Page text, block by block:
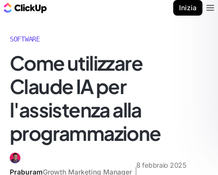
Inizia
SOFTWARE
Come utilizzare
Claude IA per
l'assistenza alla
programmazione
PraburamGrowth Marketing Manager
8 febbraio 2025